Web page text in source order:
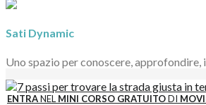
Sati Dynamic
Uno spazio per conoscere, approfondire,
ENTRANEL MINI CORSO GRATUITODI